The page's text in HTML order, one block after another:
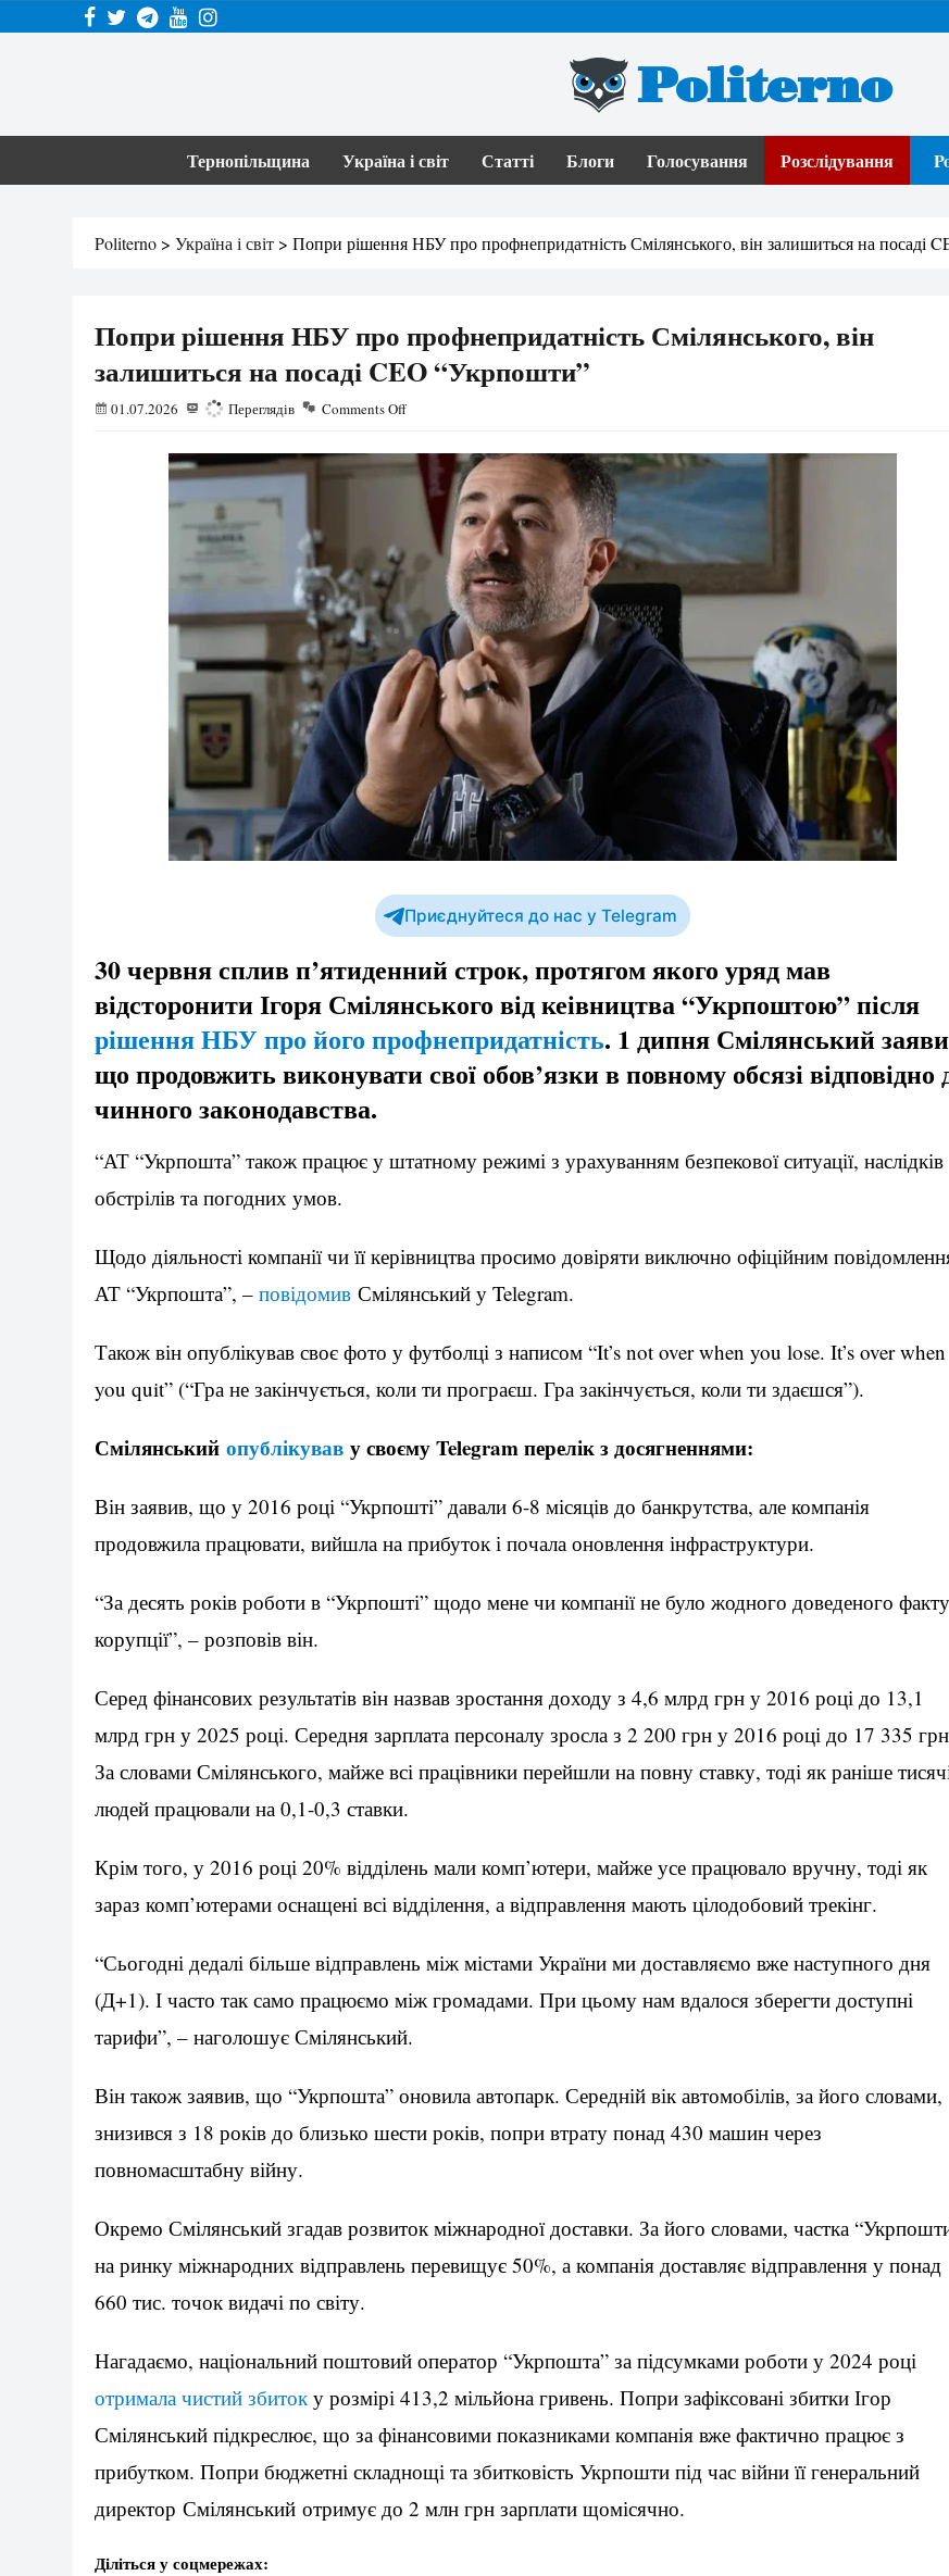
Politerno
Тернопільщина Україна і світ Статті Блоги Голосування Розслідування
Politerno > Україна і світ > Попри рішення НБУ про профнепридатність Смілянського, він залишиться на посаді
Попри рішення НБУ про профнепридатність Смілянського, він
залишиться на посаді CEO “Укрпошти”
01.07.2026 133 Переглядів Comments Off
Приєднуйтеся до нас у Telegram
30 червня сплив п’ятиденний строк, протягом якого уряд мав
відсторонити Ігоря Смілянського від кеівництва “Укрпоштою” після
рішення НБУ про його профнепридатність. 1 дипня Смілянський
що продовжить виконувати свої обов’язки в повному обсязі відповідно
чинного законодавства.
“АТ “Укрпошта” також працює у штатному режимі з урахуванням безпекової ситуації, наслідків
обстрілів та погодних умов.
Щодо діяльності компанії чи її керівництва просимо довіряти виключно офіційним
АТ “Укрпошта”, – повідомив Смілянський у Telegram.
Також він опублікував своє фото у футболці з написом “It’s not over when you lose. It’s over when
you quit” (“Гра не закінчується, коли ти програєш. Гра закінчується, коли ти здаєшся”).
Смілянський опублікував у своєму Telegram перелік з досягненнями:
Він заявив, що у 2016 році “Укрпошті” давали 6-8 місяців до банкрутства, але компанія
продовжила працювати, вийшла на прибуток і почала оновлення інфраструктури.
“За десять років роботи в “Укрпошті” щодо мене чи компанії не було жодного доведеного факту
корупції”, – розповів він.
Серед фінансових результатів він назвав зростання доходу з 4,6 млрд грн у 2016 році до 13,1
млрд грн у 2025 році. Середня зарплата персоналу зросла з 2 200 грн у 2016 році до 17 335
За словами Смілянського, майже всі працівники перейшли на повну ставку, тоді як раніше
людей працювали на 0,1-0,3 ставки.
Крім того, у 2016 році 20% відділень мали комп’ютери, майже усе працювало вручну, тоді як
зараз комп’ютерами оснащені всі відділення, а відправлення мають цілодобовий трекінг.
“Сьогодні дедалі більше відправлень між містами України ми доставляємо вже наступного дня
(Д+1). І часто так само працюємо між громадами. При цьому нам вдалося зберегти доступні
тарифи”, – наголошує Смілянський.
Він також заявив, що “Укрпошта” оновила автопарк. Середній вік автомобілів, за його словами,
знизився з 18 років до близько шести років, попри втрату понад 430 машин через
повномасштабну війну.
Окремо Смілянський згадав розвиток міжнародної доставки. За його словами, частка
на ринку міжнародних відправлень перевищує 50%, а компанія доставляє відправлення у понад
660 тис. точок видачі по світу.
Нагадаємо, національний поштовий оператор “Укрпошта” за підсумками роботи у 2024 році
отримала чистий збитоку розмірі 413,2 мільйона гривень. Попри зафіксовані збитки Ігор
Смілянський підкреслює, що за фінансовими показниками компанія вже фактично працює з
прибутком. Попри бюджетні складнощі та збитковість Укрпошти під час війни її генеральний
директор Смілянський отримує до 2 млн грн зарплати щомісячно.
Діліться у соцмережах: